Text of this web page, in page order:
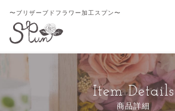
〜ブリザーブドフラワー加工スプン〜
Item Details
商品詳細